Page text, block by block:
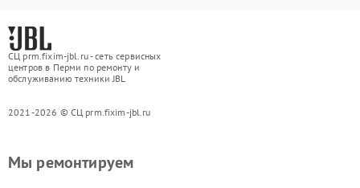
СЦ prm.fixim-jbl.ru - сеть сервисных
центров в Перми по ремонту и
обслуживанию техники JBL
2021-2026 © СЦ prm.fixim-jbl.ru
Мы ремонтируем